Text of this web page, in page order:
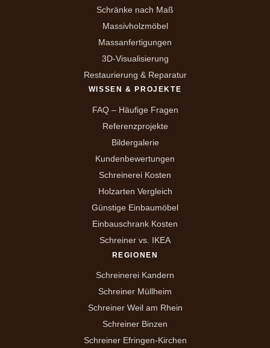
Schränke nach Maß
Massivholzmöbel
Massanfertigungen
3D-Visualisierung
Restaurierung & Reparatur
WISSEN & PROJEKTE
FAQ – Häufige Fragen
Referenzprojekte
Bildergalerie
Kundenbewertungen
Schreinerei Kosten
Holzarten Vergleich
Günstige Einbaumöbel
Einbauschrank Kosten
Schreiner vs. IKEA
REGIONEN
Schreinerei Kandern
Schreiner Müllheim
Schreiner Weil am Rhein
Schreiner Binzen
Schreiner Efringen-Kirchen